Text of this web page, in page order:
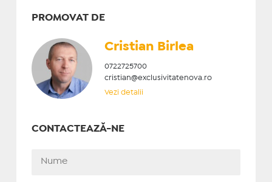
PROMOVAT DE
Cristian ​Birlea
0722725700
cristian@exclusivitatenova.ro
Vezi detalii
CONTACTEAZĂ-NE